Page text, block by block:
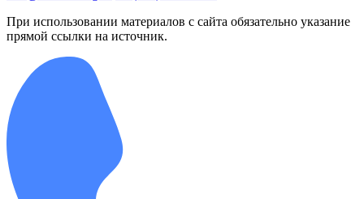
При использовании материалов с сайта обязательно указание
прямой ссылки на источник.